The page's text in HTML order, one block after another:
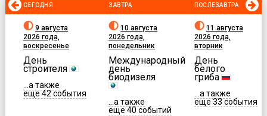
СЕГОДНЯ
9 августа
2026 года,
воскресенье
День
строителя
...а также
еще 42 события
ЗАВТРА
10 августа
2026 года,
понедельник
Международный
день
биодизеля
...а также
еще 40 событий
ПОСЛЕЗАВТРА
11 августа
2026 года,
вторник
День
белого
гриба
...а также
еще 33 события